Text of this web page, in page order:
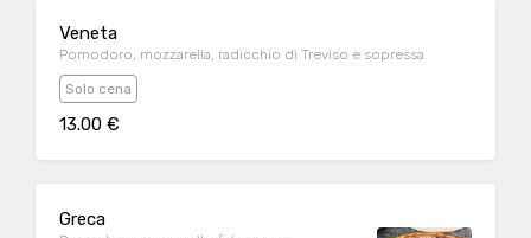
Veneta
Pomodoro, mozzarella, radicchio di Treviso e sopressa
Solo cena
13.00 €
Greca